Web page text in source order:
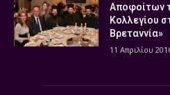
Αποφοίτων
Κολλεγίου
Βρεταννία»
11 Απριλίου